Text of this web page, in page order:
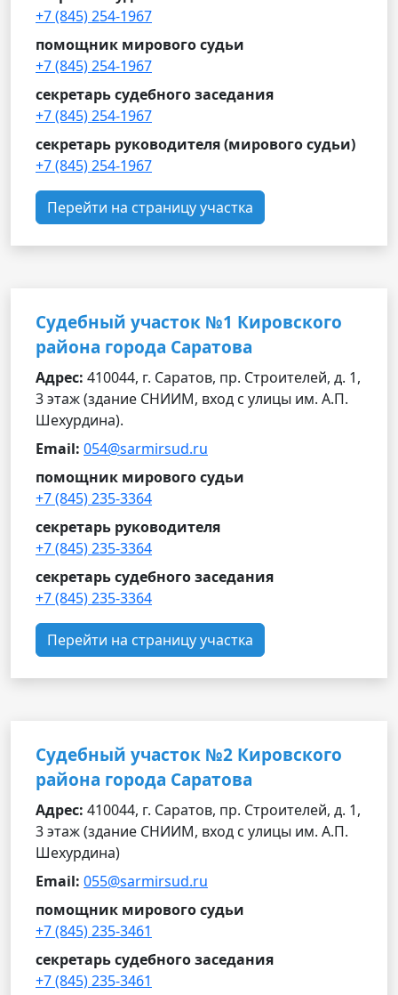
+7 (845) 254-1967
помощник мирового судьи
+7 (845) 254-1967
секретарь судебного заседания
+7 (845) 254-1967
секретарь руководителя (мирового судьи)
+7 (845) 254-1967
Перейти на страницу участка
Судебный участок №1 Кировского
района города Саратова
Адрес: 410044, г. Саратов, пр. Строителей, д. 1,
3 этаж (здание СНИИМ, вход с улицы им. А.П.
Шехурдина).
Email: 054@sarmirsud.ru
помощник мирового судьи
+7 (845) 235-3364
секретарь руководителя
+7 (845) 235-3364
секретарь судебного заседания
+7 (845) 235-3364
Перейти на страницу участка
Судебный участок №2 Кировского
района города Саратова
Адрес: 410044, г. Саратов, пр. Строителей, д. 1,
3 этаж (здание СНИИМ, вход с улицы им. А.П.
Шехурдина)
Email: 055@sarmirsud.ru
помощник мирового судьи
+7 (845) 235-3461
секретарь судебного заседания
+7 (845) 235-3461